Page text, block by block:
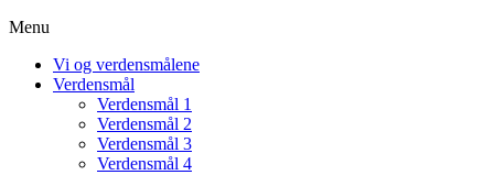
Menu
Vi og verdensmålene
Verdensmål
Verdensmål 1
Verdensmål 2
Verdensmål 3
Verdensmål 4